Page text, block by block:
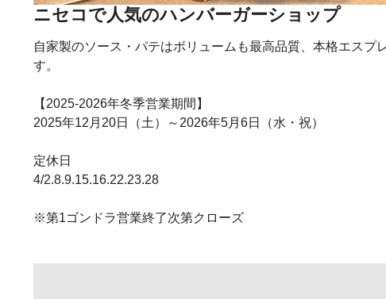
ニセコで人気のハンバーガーショップ
自家製のソース・パテはボリュームも最高品質、本格エスプ
す。
【2025-2026年冬季営業期間】
2025年12月20日（土）～2026年5月6日（水・祝）
定休日
4/2.8.9.15.16.22.23.28
※第1ゴンドラ営業終了次第クローズ